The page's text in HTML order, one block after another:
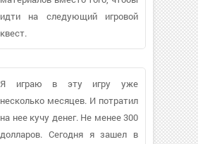
идти на следующий игровой
квест.
Я играю в эту игру уже
несколько месяцев. И потратил
на нее кучу денег. Не менее 300
долларов. Сегодня я зашел в